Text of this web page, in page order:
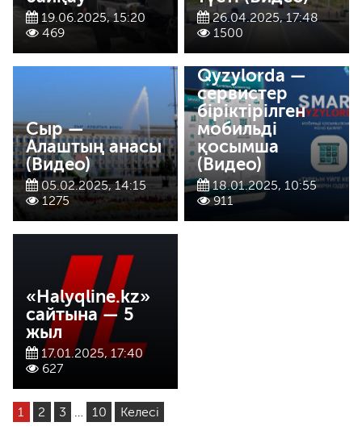
19.06.2025, 15:20
469
26.04.2025, 17:48
1500
Сыр —
Алаштың анасы
(Видео)
05.02.2025, 14:15
1275
Smart
Qyzylorda —
сервистер
біріктірілген
мобильді
қосымша
(Видео)
18.01.2025, 10:55
911
«Halyqline.kz»
сайтына — 5
жыл
17.01.2025, 17:40
627
1 2 3 … 10 Келесі